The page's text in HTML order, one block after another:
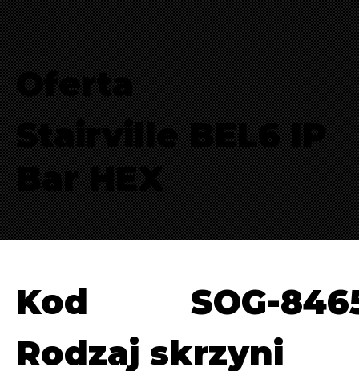
Oferta
Stairville BEL6 IP
Bar HEX
Kod SOG-
Rodzaj skrzyni